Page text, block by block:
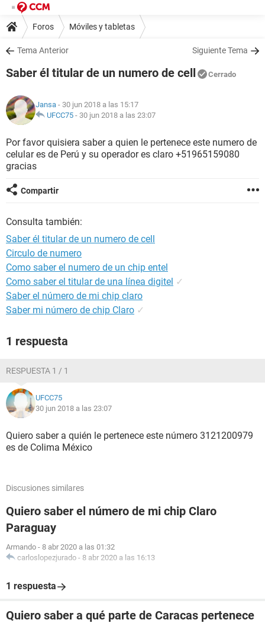
Foros Móviles y tabletas
Tema Anterior Siguiente Tema
Saber él titular de un numero de cell Cerrado
Jansa - 30 jun 2018 a las 15:17
UFCC75 - 30 jun 2018 a las 23:07
Por favor quisiera saber a quien le pertenece este numero de
celular es de Perú y su operador es claro +51965159080
gracias
Compartir
Consulta también:
Saber él titular de un numero de cell
Circulo de numero
Como saber el numero de un chip entel
Como saber el titular de una línea digitel ✓
Saber el número de mi chip claro
Saber mi número de chip Claro ✓
1 respuesta
RESPUESTA 1 / 1
UFCC75
30 jun 2018 a las 23:07
Quiero saber a quién le pertenece este número 3121200979
es de Colima México
Discusiones similares
Quiero saber el número de mi chip Claro
Paraguay
Armando - 8 abr 2020 a las 01:32
carloslopezjurado - 8 abr 2020 a las 16:13
1 respuesta
Quiero saber a qué parte de Caracas pertenece